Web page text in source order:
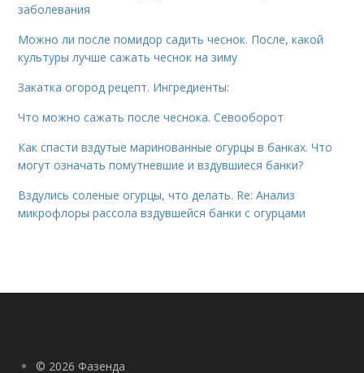
заболевания
Можно ли после помидор садить чеснок. После, какой
культуры лучше сажать чеснок на зиму
Закатка огород рецепт. Ингредиенты:
Что можно сажать после чеснока. Севооборот
Как спасти вздутые маринованные огурцы в банках. Что
могут означать помутневшие и вздувшиеся банки?
Вздулись соленые огурцы, что делать. Re: Анализ
микрофлоры рассола вздувшейся банки с огурцами
© 2026 Фазенда